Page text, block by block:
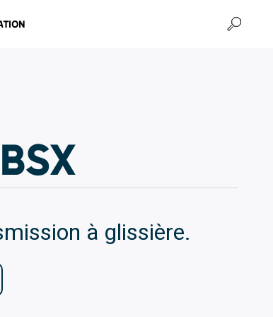
à glissière.